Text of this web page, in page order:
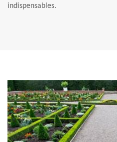
indispensables.